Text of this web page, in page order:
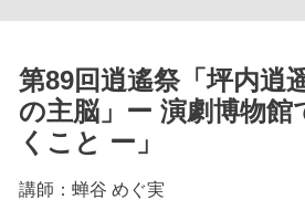
第89回逍遙祭「坪内逍
の主脳」ー 演劇博物館
くこと ー」
講師：蝉谷 めぐ実